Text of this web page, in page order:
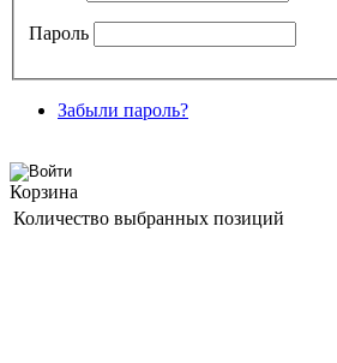
Пароль
Забыли пароль?
Корзина
Количество выбранных позиций